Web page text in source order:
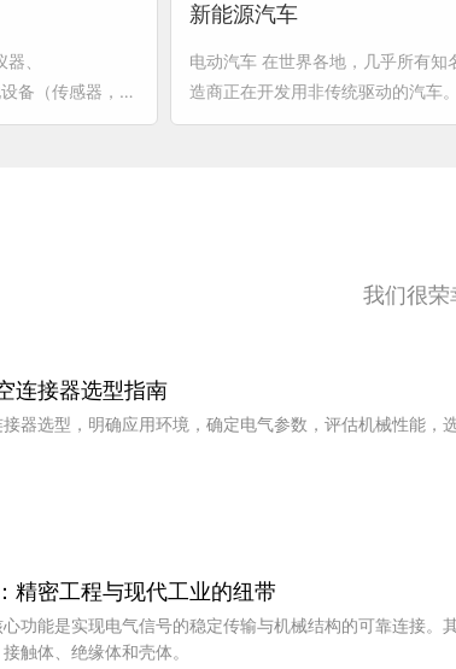
、
备（传感器，导
助听器，患者监
新能源汽车
电动汽车 在世界各地，几乎所有知
造商正在开发用非传统驱动的汽车
动力汽车或是电动汽车—— 其独特
拔次数载流能力、耐热性和抗震动
性能要求正是全芯连接器系统可以
通过智能设计和使用特殊材料，全
应用提供令人信服的和可持续的连
连接器的一个重要优势——即确保电
我们很荣
连接器选型指南
器选型，明确应用环境，确定电气参数，评估机械性能，
精密工程与现代工业的纽带
功能是实现电气信号的稳定传输与机械结构的可靠连接。
触体、绝缘体和壳体。